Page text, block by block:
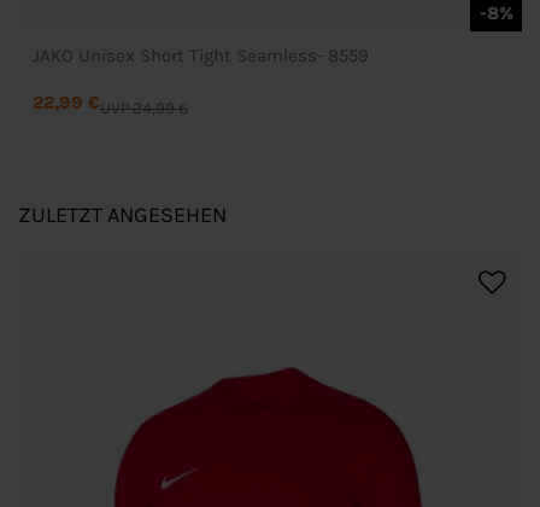
-8%
JAKO Unisex Short Tight Seamless- 8559
UVP 24,99 €
22,99 €
ZULETZT ANGESEHEN